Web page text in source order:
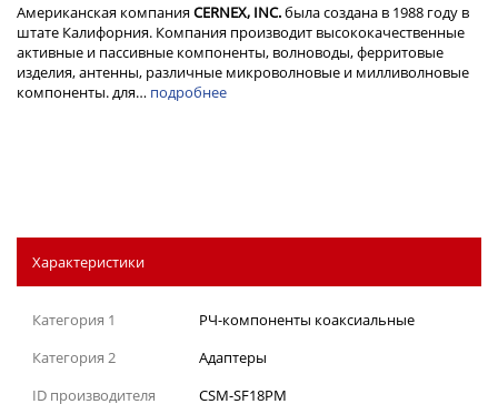
Американская компанияCERNEX, INC.была создана в 1988 году в
штате Калифорния. Компания производит высококачественные
активные и пассивные компоненты, волноводы, ферритовые
изделия, антенны, различные микроволновые и милливолновые
компоненты. для… подробнее
Характеристики
Категория 1
РЧ-компоненты коаксиальные
Категория 2
Адаптеры
ID производителя
CSM-SF18PM